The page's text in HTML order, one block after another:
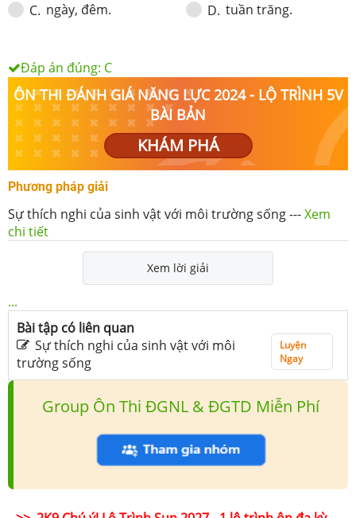
C. ngày, đêm. D. tuần trăng.
Đáp án đúng: C
ÔN THI ĐÁNH GIÁ NĂNG LỰC 2024 - LỘ TRÌNH 5V
BÀI BẢN
KHÁM PHÁ
Phương pháp giải
Sự thích nghi của sinh vật với môi trường sống---Xem
chi tiết
Xem lời giải
...
Bài tập có liên quan
Sự thích nghi của sinh vật với môi
trường sống
Luyện
Ngay
Group Ôn Thi ĐGNL & ĐGTD Miễn Phí